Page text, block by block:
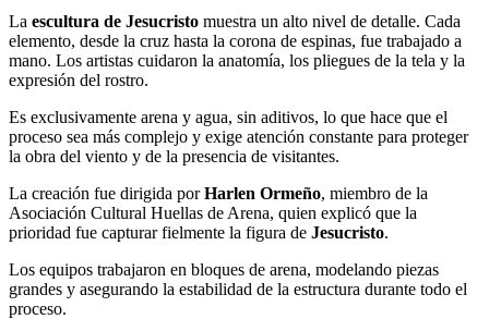
La escultura de Jesucristo muestra un alto nivel de detalle. Cada
elemento, desde la cruz hasta la corona de espinas, fue trabajado a
mano. Los artistas cuidaron la anatomía, los pliegues de la tela y la
expresión del rostro.
Es exclusivamente arena y agua, sin aditivos, lo que hace que el
proceso sea más complejo y exige atención constante para proteger
la obra del viento y de la presencia de visitantes.
La creación fue dirigida porHarlen Ormeño, miembro de la
Asociación Cultural Huellas de Arena, quien explicó que la
prioridad fue capturar fielmente la figura de Jesucristo.
Los equipos trabajaron en bloques de arena, modelando piezas
grandes y asegurando la estabilidad de la estructura durante todo el
proceso.